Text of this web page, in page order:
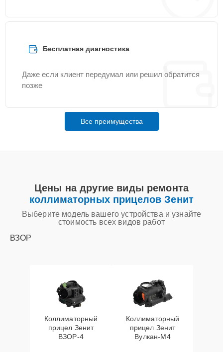
Бесплатная диагностика
Даже если клиент передумал или решил обратится
позже
Все преимущества
Цены на другие виды ремонта
коллиматорных прицелов Зенит
Выберите модель вашего устройства и узнайте
стоимость всех видов работ
ВЗОР
Коллиматорный
прицел Зенит
ВЗОР-4
Коллиматорный
прицел Зенит
Вулкан-М4